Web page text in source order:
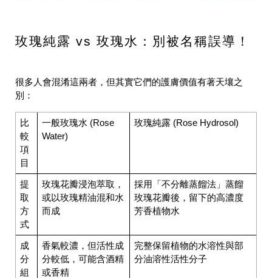
玫瑰純露 vs 玫瑰水：別被名稱誤導！
很多人會混淆這兩者，但其實它們的護膚價值有著天壤之
別：
比
較
項
目
一般玫瑰水 (Rose
Water)
玫瑰純露 (Rose Hydrosol)
提
取
方
式
玫瑰花瓣浸泡萃取，
或以玫瑰精油混和水
而成
採用「不分離蒸餾法」蒸餾
玫瑰花瓣後，留下的高濃度
芳香植物水
成
分
組
香氣較濃，但活性成
分較低，可能含酒精
或香精
完整保留植物的水溶性與部
分油溶性活性分子